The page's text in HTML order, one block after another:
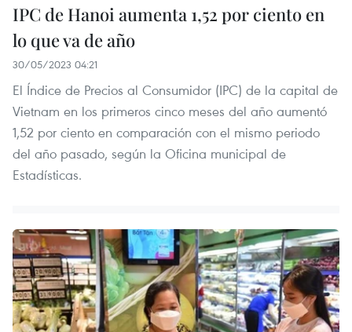
IPC de Hanoi aumenta 1,52 por ciento en
lo que va de año
30/05/2023 04:21
El Índice de Precios al Consumidor (IPC) de la capital de
Vietnam en los primeros cinco meses del año aumentó
1,52 por ciento en comparación con el mismo periodo
del año pasado, según la Oficina municipal de
Estadísticas.